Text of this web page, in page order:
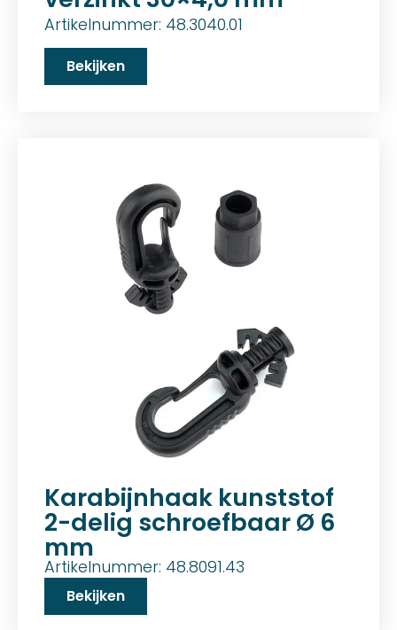
Artikelnummer: 48.3040.01
Bekijken
Karabijnhaak kunststof
2-delig schroefbaar Ø 6
mm
Artikelnummer: 48.8091.43
Bekijken